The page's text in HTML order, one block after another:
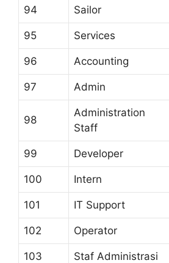
94 Sailor
95 Services
96 Accounting
97 Admin
98
Administration
Staff
99 Developer
100 Intern
101 IT Support
102 Operator
103 Staf Administrasi